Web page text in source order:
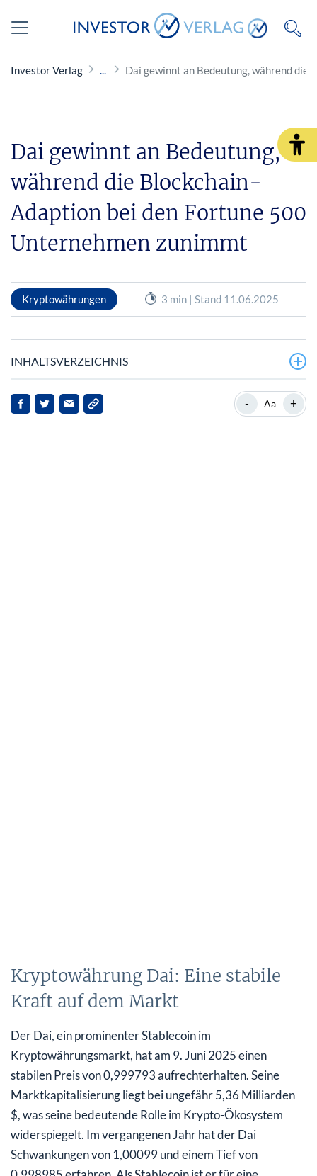
Investor Verlag Dai gewinnt an Bedeutung, während die
Dai gewinnt an Bedeutung,
während die Blockchain-
Adaption bei den Fortune 500
Unternehmen zunimmt
Kryptowährungen 3 min | Stand 11.06.2025
INHALTSVERZEICHNIS
Kryptowährung Dai: Eine stabile Kraft auf dem Markt
- Aa +
Kryptowährung Dai: Eine stabile
Kraft auf dem Markt
Der Dai, ein prominenter Stablecoin im
Kryptowährungsmarkt, hat am 9. Juni 2025 einen
stabilen Preis von 0,999793 aufrechterhalten. Seine
Marktkapitalisierung liegt bei ungefähr 5,36 Milliarden
$, was seine bedeutende Rolle im Krypto-Ökosystem
widerspiegelt. Im vergangenen Jahr hat der Dai
Schwankungen von 1,00099 und einem Tief von